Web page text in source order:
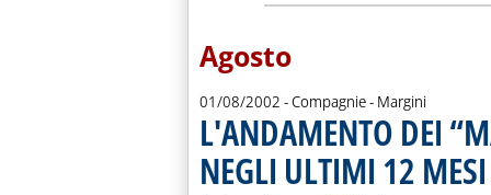
Agosto
01/08/2002 - Compagnie - Margini
L'ANDAMENTO DEI
NEGLI ULTIMI 12 MESI